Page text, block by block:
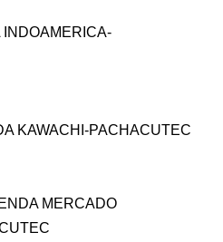
KAWACHI-PACHACUTEC
MERCADO